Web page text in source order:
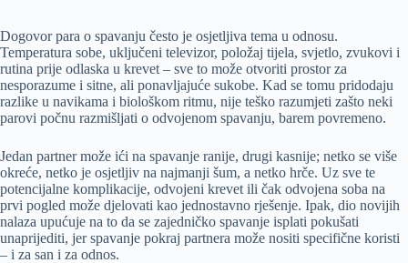
Dogovor para o spavanju često je osjetljiva tema u odnosu.
Temperatura sobe, uključeni televizor, položaj tijela, svjetlo, zvukovi i
rutina prije odlaska u krevet – sve to može otvoriti prostor za
nesporazume i sitne, ali ponavljajuće sukobe. Kad se tomu pridodaju
razlike u navikama i biološkom ritmu, nije teško razumjeti zašto neki
parovi počnu razmišljati o odvojenom spavanju, barem povremeno.
Jedan partner može ići na spavanje ranije, drugi kasnije; netko se više
okreće, netko je osjetljiv na najmanji šum, a netko hrče. Uz sve te
potencijalne komplikacije, odvojeni krevet ili čak odvojena soba na
prvi pogled može djelovati kao jednostavno rješenje. Ipak, dio novijih
nalaza upućuje na to da se zajedničko spavanje isplati pokušati
unaprijediti, jer spavanje pokraj partnera može nositi specifične koristi
– i za san i za odnos.